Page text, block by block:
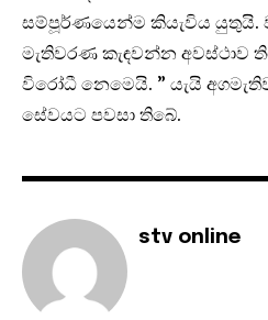
සම්පූර්ණයෙන්ම කියැවිය යුතුයි.
මැතිවරණ කැඳවන්න අවස්ථාව
විරෝධී නෙමෙයි. ” යැයි
සේවයට පවසා තිබේ.
stv online